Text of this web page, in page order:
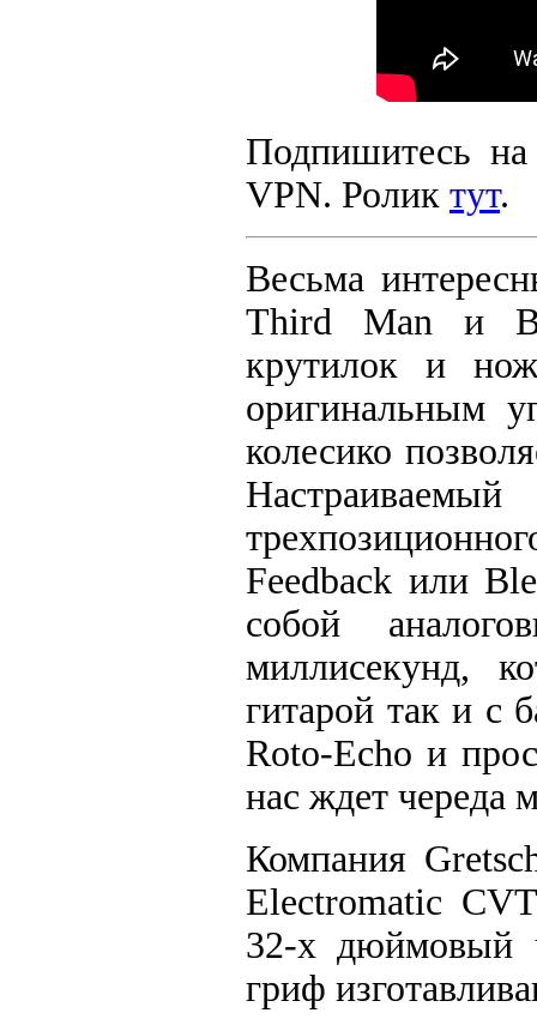
Подпишитесь
VPN. Ролик тут.
Весьма
Third Man и
крутилок и
оригинальным
колесико
Feedback или
собой
миллисекунд,
гитарой так и с
Roto-Echo и
нас ждет череда
Компания
Electromatic
32-х дюймовый
гриф